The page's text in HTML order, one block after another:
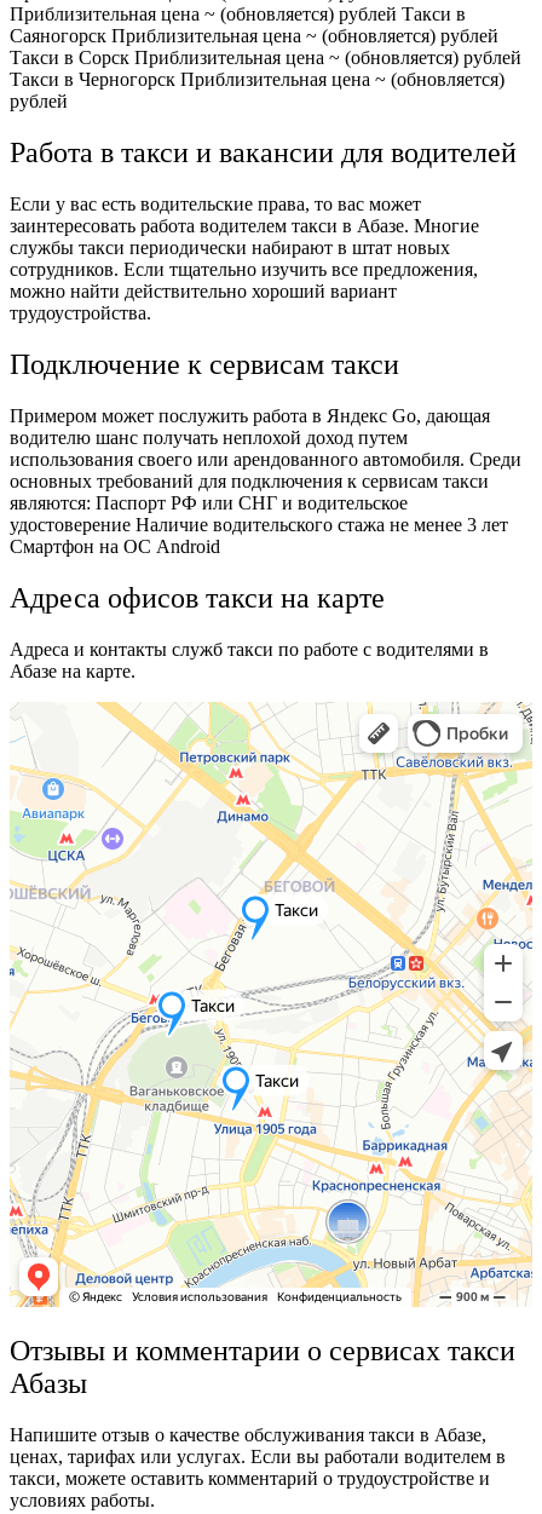
Приблизительная цена ~ (обновляется) рублей Такси в
Саяногорск Приблизительная цена ~ (обновляется) рублей
Такси в Сорск Приблизительная цена ~ (обновляется) рублей
Такси в Черногорск Приблизительная цена ~ (обновляется)
рублей
Работа в такси и вакансии для водителей
Если у вас есть водительские права, то вас может
заинтересовать работа водителем такси в Абазе. Многие
службы такси периодически набирают в штат новых
сотрудников. Если тщательно изучить все предложения,
можно найти действительно хороший вариант
трудоустройства.
Подключение к сервисам такси
Примером может послужить работа в Яндекс Go, дающая
водителю шанс получать неплохой доход путем
использования своего или арендованного автомобиля. Среди
основных требований для подключения к сервисам такси
являются: Паспорт РФ или СНГ и водительское
удостоверение Наличие водительского стажа не менее 3 лет
Смартфон на ОС Android
Адреса офисов такси на карте
Адреса и контакты служб такси по работе с водителями в
Абазе на карте.
Отзывы и комментарии о сервисах такси
Абазы
Напишите отзыв о качестве обслуживания такси в Абазе,
ценах, тарифах или услугах. Если вы работали водителем в
такси, можете оставить комментарий о трудоустройстве и
условиях работы.